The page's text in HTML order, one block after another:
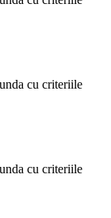
cu criteriile
cu criteriile